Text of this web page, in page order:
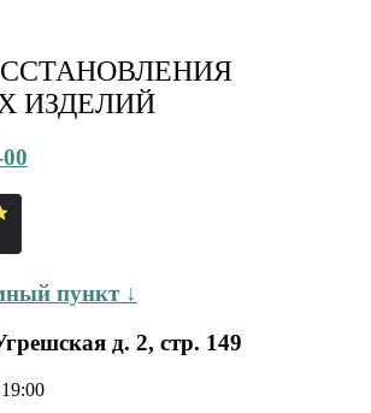
ИЗДЕЛИЙ
пункт ↓
д. 2, стр. 149